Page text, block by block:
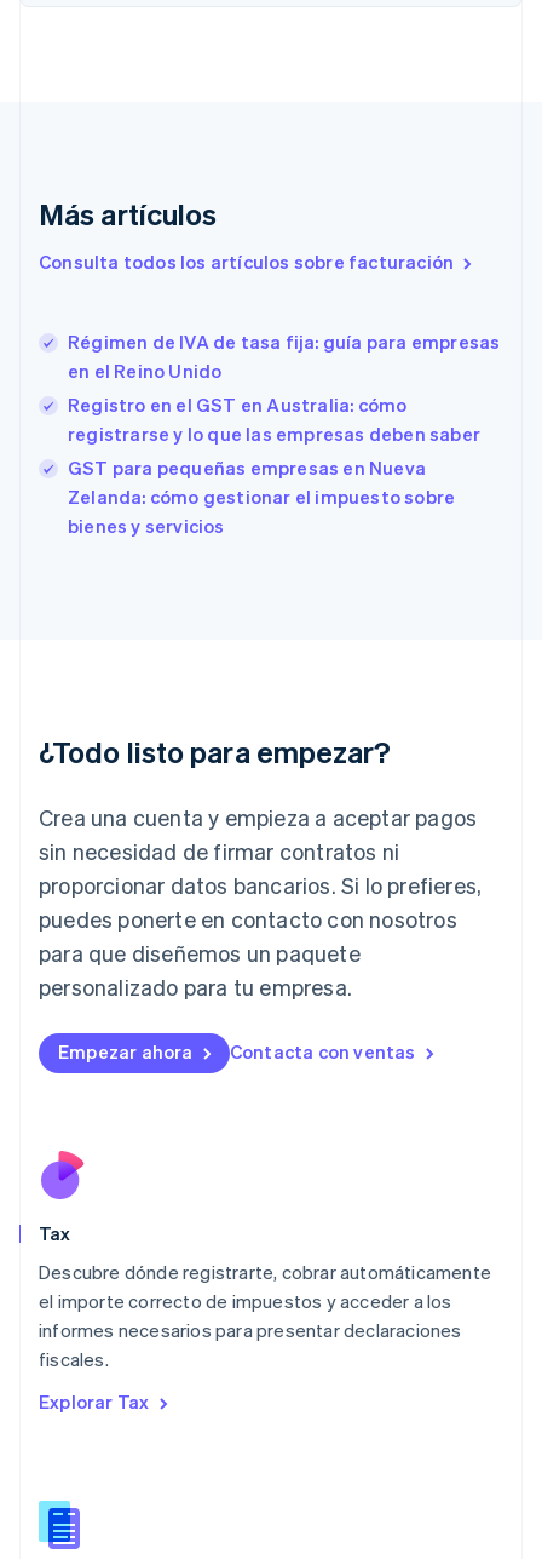
Más artículos
Consulta todos los artículos sobre facturación
Régimen de IVA de tasa fija: guía para empresas
en el Reino Unido
Registro en el GST en Australia: cómo
registrarse y lo que las empresas deben saber
GST para pequeñas empresas en Nueva
Zelanda: cómo gestionar el impuesto sobre
bienes y servicios
¿Todo listo para empezar?
Crea una cuenta y empieza a aceptar pagos
sin necesidad de firmar contratos ni
proporcionar datos bancarios. Si lo prefieres,
puedes ponerte en contacto con nosotros
para que diseñemos un paquete
personalizado para tu empresa.
Empezar ahora Contacta con ventas
Tax
Descubre dónde registrarte, cobrar automáticamente
el importe correcto de impuestos y acceder a los
informes necesarios para presentar declaraciones
fiscales.
Explorar Tax
Canadá
Dinamarca
English
Emiratos Árabes Unidos
English
Eslovenia
España
EspañolEnglish
Estados Unidos
English Español 简体中文
Estonia
English
Hungría
English
Irlanda
Italia
ItalianoEnglish
Japón
English
Letonia
Liechtenstein
DeutschEnglish
Français
Malasia
English
México
Español
Noruega
English
Nueva Zelandia
English
English
Portugal